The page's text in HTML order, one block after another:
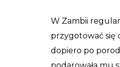
W Zambii
przygotować się
dopiero po